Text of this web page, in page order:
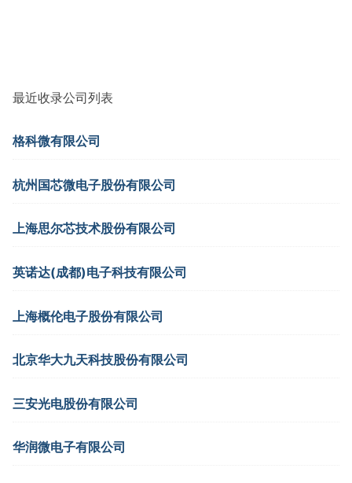
最近收录公司列表
格科微有限公司
杭州国芯微电子股份有限公司
上海思尔芯技术股份有限公司
英诺达(成都)电子科技有限公司
上海概伦电子股份有限公司
北京华大九天科技股份有限公司
三安光电股份有限公司
华润微电子有限公司